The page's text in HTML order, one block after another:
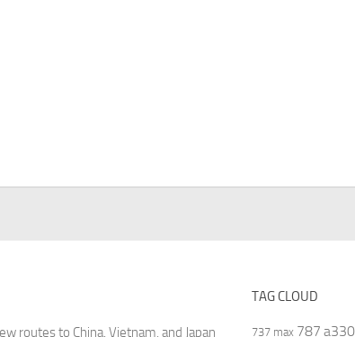
routes to China, Vietnam, and Japan
TAG CLOUD
737 max 787 a330